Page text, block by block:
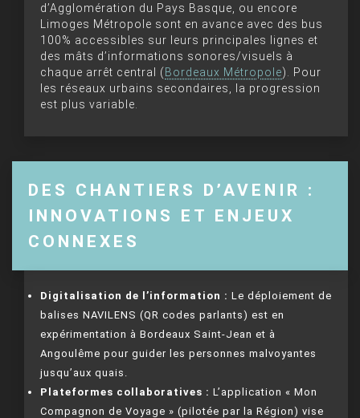
d’Agglomération du Pays Basque, ou encore
Limoges Métropole sont en avance avec des bus
100% accessibles sur leurs principales lignes et
des mâts d’informations sonores/visuels à
chaque arrêt central ( Bordeaux Métropole). Pour
les réseaux urbains secondaires, la progression
est plus variable.
DES CHANTIERS D’AVENIR :
INNOVATIONS ET ENJEUX
CONNEXES
Digitalisation de l’information : Le déploiement de
balises NAVILENS (QR codes parlants) est en
expérimentation à Bordeaux Saint-Jean et à
Angoulême pour guider les personnes malvoyantes
jusqu’aux quais.
Plateformes collaboratives : L’application « Mon
Compagnon de Voyage » (pilotée par la Région) vise